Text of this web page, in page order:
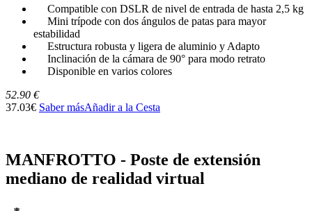
Compatible con DSLR de nivel de entrada de hasta 2,5 kg
Mini trípode con dos ángulos de patas para mayor
estabilidad
Estructura robusta y ligera de aluminio y Adapto
Inclinación de la cámara de 90° para modo retrato
Disponible en varios colores
52.90 €
37.03€ Saber másAñadir a la Cesta
MANFROTTO - Poste de extensión
mediano de realidad virtual